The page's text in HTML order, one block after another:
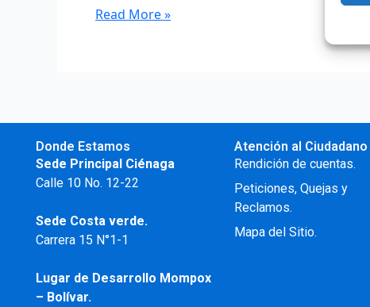
Read More »
Donde Estamos
Sede Principal Ciénaga
Calle 10 No. 12-22
Sede Costa verde.
Carrera 15 N°1-1
Lugar de Desarrollo Mompox
– Bolívar.
Atención al Ciudadano
Rendición de cuentas.
Peticiones, Quejas y
Reclamos.
Mapa del Sitio.